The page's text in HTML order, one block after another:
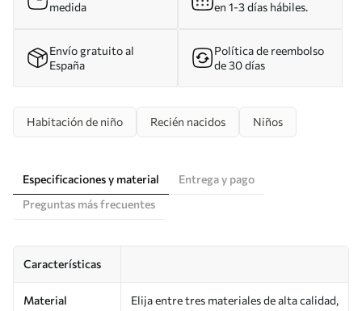
medida
en 1-3 días hábiles.
Envío gratuito al
España
Política de reembolso
de 30 días
Habitación de niño Recién nacidos Niños
Especificaciones y material
Entrega y pago
Preguntas más frecuentes
Características
Material
Elija entre tres materiales de alta calidad,